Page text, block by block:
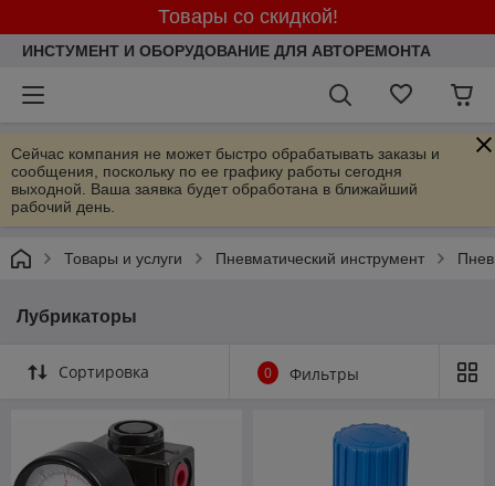
Товары со скидкой!
ИНСТУМЕНТ И ОБОРУДОВАНИЕ ДЛЯ АВТОРЕМОНТА
Сейчас компания не может быстро обрабатывать заказы и
сообщения, поскольку по ее графику работы сегодня
выходной. Ваша заявка будет обработана в ближайший
рабочий день.
Товары и услуги Пневматический инструмент
Лубрикаторы
Сортировка 0 Фильтры